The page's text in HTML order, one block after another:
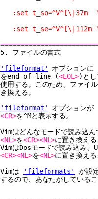
:set t_so=^V^[\|37m "
:set t_se=^V^[\|112m "
5. ファ
'fileformat'
オプション
をend-of-line (<EOL>)とし
使用する。このため、ファイ
き換える。
'fileformat'
オプション
<CR>を^Mと表示する。
Vimはどんなモードで読み込
<NL>を<CR><NL>に置き換え
VimはDosモードで読み込み
<CR><NL>を<NL>に置き換え
Vimは
'fileformats'
が設
するので、あなたがしている